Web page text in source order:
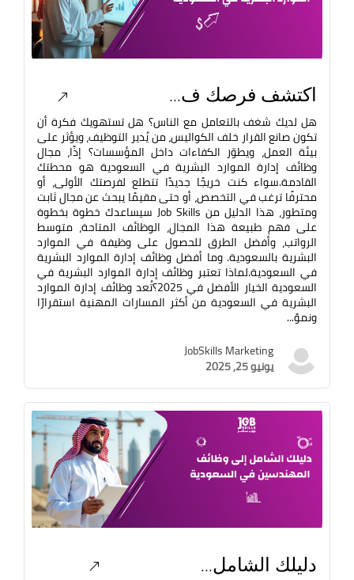
اكتشف فرصك ف...
هل لديك شغف بالتعامل مع الناس؟ هل تستهويك فكرة أن
تكون صانع القرار خلف الكواليس، من يُدير التوظيف، ويؤثر على
بيئة العمل، ويطوّر الكفاءات داخل المؤسسات؟ إذًا، مجال
وظائف إدارة الموارد البشرية في السعودية هو محطتك
القادمة.سواء كنت خريجًا جديدًا تتطلع لفرصتك الأولى، أو
محترفًا ترغب في التخصص، أو حتى مقيمًا يبحث عن مجال ثابت
ومتطور، هذا الدليل من Job Skills سيساعدك خطوة بخطوة
على فهم طبيعة هذا المجال، الوظائف المتاحة، متوسط
الرواتب، وأفضل الطرق للحصول على وظيفة في الموارد
البشرية بالسعودية. وما أفضل وظائف إدارة الموارد البشرية
في السعودية.لماذا تعتبر وظائف إدارة الموارد البشرية في
السعودية الخيار الأفضل في 2025؟تُعد وظائف إدارة الموارد
البشرية في السعودية من أكثر المسارات المهنية استقرارًا
ونموً...
JobSkills Marketing
يونيو 25, 2025
دليلك الشامل...